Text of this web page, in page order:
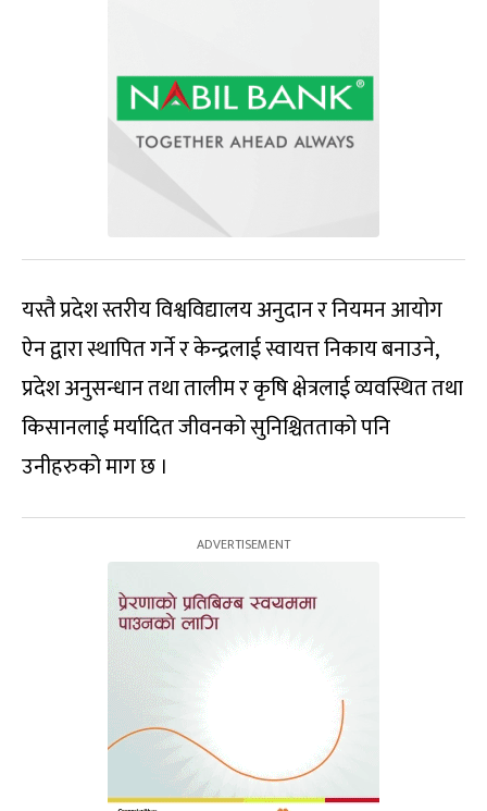
यस्तै प्रदेश स्तरीय विश्वविद्यालय अनुदान र नियमन आयोग
ऐन द्वारा स्थापित गर्ने र केन्द्रलाई स्वायत्त निकाय बनाउने,
प्रदेश अनुसन्धान तथा तालीम र कृषि क्षेत्रलाई व्यवस्थित तथा
किसानलाई मर्यादित जीवनको सुनिश्चितताको पनि
उनीहरुको माग छ ।